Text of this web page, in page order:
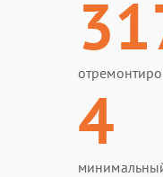
4